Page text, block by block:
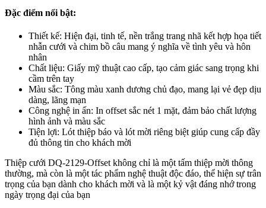
Đặc điểm nổi bật:
Thiết kế: Hiện đại, tinh tế, nền trắng trang nhã kết hợp họa tiết
nhẫn cưới và chim bồ câu mang ý nghĩa về tình yêu và hôn
nhân
Chất liệu: Giấy mỹ thuật cao cấp, tạo cảm giác sang trọng khi
cầm trên tay
Màu sắc: Tông màu xanh dương chủ đạo, mang lại vẻ đẹp dịu
dàng, lãng mạn
Công nghệ in ấn: In offset sắc nét 1 mặt, đảm bảo chất lượng
hình ảnh và màu sắc
Tiện lợi: Lót thiệp báo và lót mời riêng biệt giúp cung cấp đầy
đủ thông tin cho khách mời
Thiệp cưới DQ-2129-Offset không chỉ là một tấm thiệp mời thông
thường, mà còn là một tác phẩm nghệ thuật độc đáo, thể hiện sự trân
trọng của bạn dành cho khách mời và là một kỷ vật đáng nhớ trong
ngày trọng đại của bạn